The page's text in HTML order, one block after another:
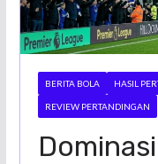
BERITA BOLA HASIL
REVIEW PERTANDINGAN